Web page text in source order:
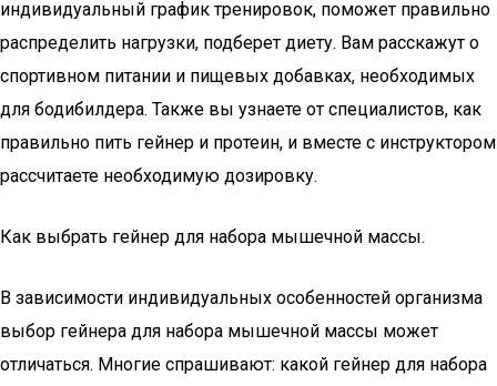
индивидуальный график тренировок, поможет правильно
распределить нагрузки, подберет диету. Вам расскажут о
спортивном питании и пищевых добавках, необходимых
для бодибилдера. Также вы узнаете от специалистов, как
правильно пить гейнер и протеин, и вместе с инструктором
рассчитаете необходимую дозировку.
Как выбрать гейнер для набора мышечной массы.
В зависимости индивидуальных особенностей организма
выбор гейнера для набора мышечной массы может
отличаться. Многие спрашивают: какой гейнер для набора